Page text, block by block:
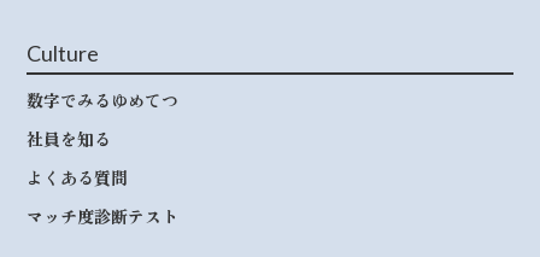
Culture
数字でみるゆめてつ
社員を知る
よくある質問
マッチ度診断テスト